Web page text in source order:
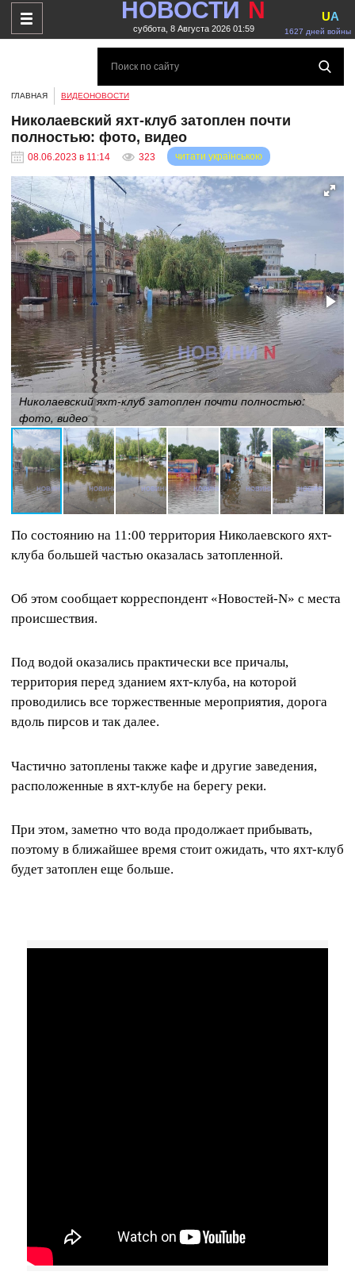
НОВОСТИ N
суббота, 8 Августа 2026 01:59 1627 дней войны
UA
ГЛАВНАЯ ВИДЕОНОВОСТИ
Николаевский яхт-клуб затоплен почти
полностью: фото, видео
08.06.2023 в 11:14 323 читати українською
Николаевский яхт-клуб затоплен почти полностью:
фото, видео
По состоянию на 11:00 территория Николаевского яхт-
клуба большей частью оказалась затопленной.
Об этом сообщает корреспондент «Новостей-N» с места
происшествия.
Под водой оказались практически все причалы,
территория перед зданием яхт-клуба, на которой
проводились все торжественные мероприятия, дорога
вдоль пирсов и так далее.
Частично затоплены также кафе и другие заведения,
расположенные в яхт-клубе на берегу реки.
При этом, заметно что вода продолжает прибывать,
поэтому в ближайшее время стоит ожидать, что яхт-клуб
будет затоплен еще больше.